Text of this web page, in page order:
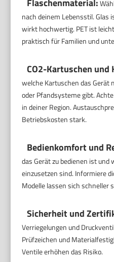
Flaschenmaterial:
nach deinem Lebensstil. Glas
wirkt hochwertig. PET ist
praktisch für Familien und
CO2-Kartuschen
welche Kartuschen das Gerät
oder Pfandsysteme gibt.
in deiner Region.
Betriebskosten stark.
Bedienkomfort und
das Gerät zu bedienen ist und
einzusetzen sind. Informiere
Modelle lassen sich schneller
Sicherheit und
Verriegelungen und
Prüfzeichen und
Ventile erhöhen das Risiko.